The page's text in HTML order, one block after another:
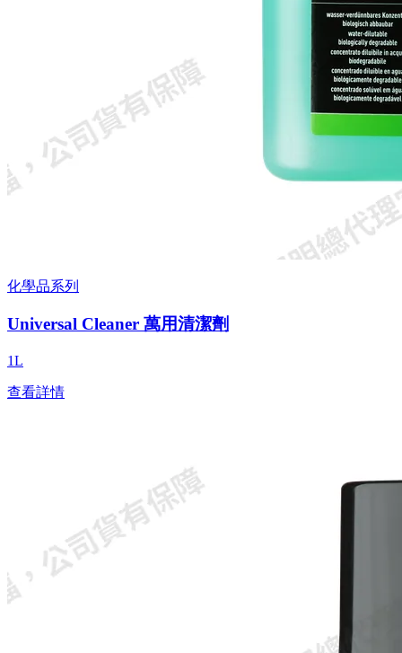
化學品系列
Universal Cleaner 萬用清潔劑
1L
查看詳情